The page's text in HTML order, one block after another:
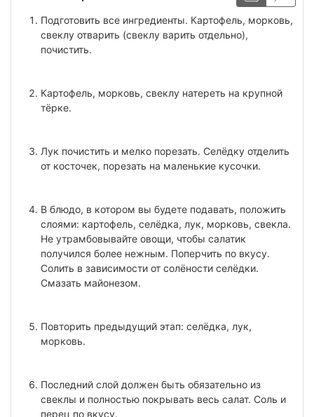
Подготовить все ингредиенты. Картофель, морковь,
свеклу отварить (свеклу варить отдельно),
почистить.
Картофель, морковь, свеклу натереть на крупной
тёрке.
Лук почистить и мелко порезать. Селёдку отделить
от косточек, порезать на маленькие кусочки.
В блюдо, в котором вы будете подавать, положить
слоями: картофель, селёдка, лук, морковь, свекла.
Не утрамбовывайте овощи, чтобы салатик
получился более нежным. Поперчить по вкусу.
Солить в зависимости от солёности селёдки.
Смазать майонезом.
Повторить предыдущий этап: селёдка, лук,
морковь.
Последний слой должен быть обязательно из
свеклы и полностью покрывать весь салат. Соль и
перец по вкусу.